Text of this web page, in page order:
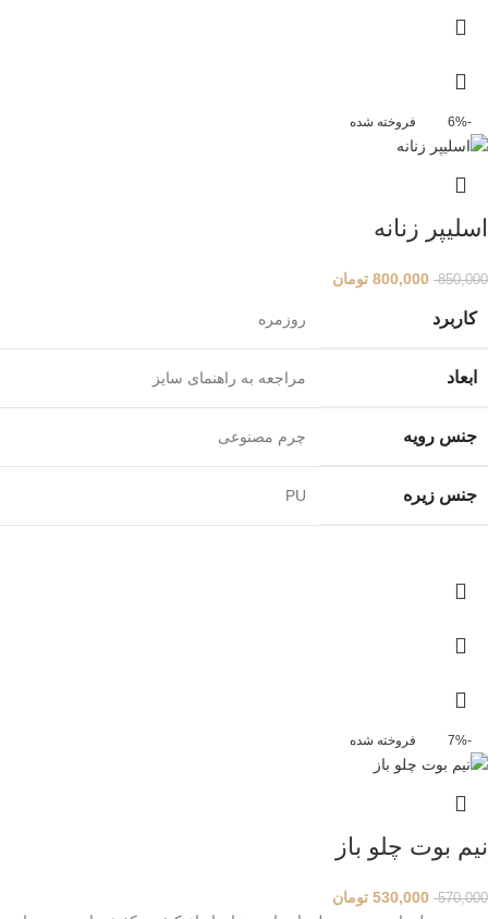
-6% فروخته شده
اسلیپر زنانه
850,000
800,000 تومان
کاربرد روزمره
ابعاد مراجعه به راهنمای سایز
جنس رویه چرم مصنوعی
جنس زیره PU
-7% فروخته شده
نیم بوت چلو باز
570,000
530,000 تومان